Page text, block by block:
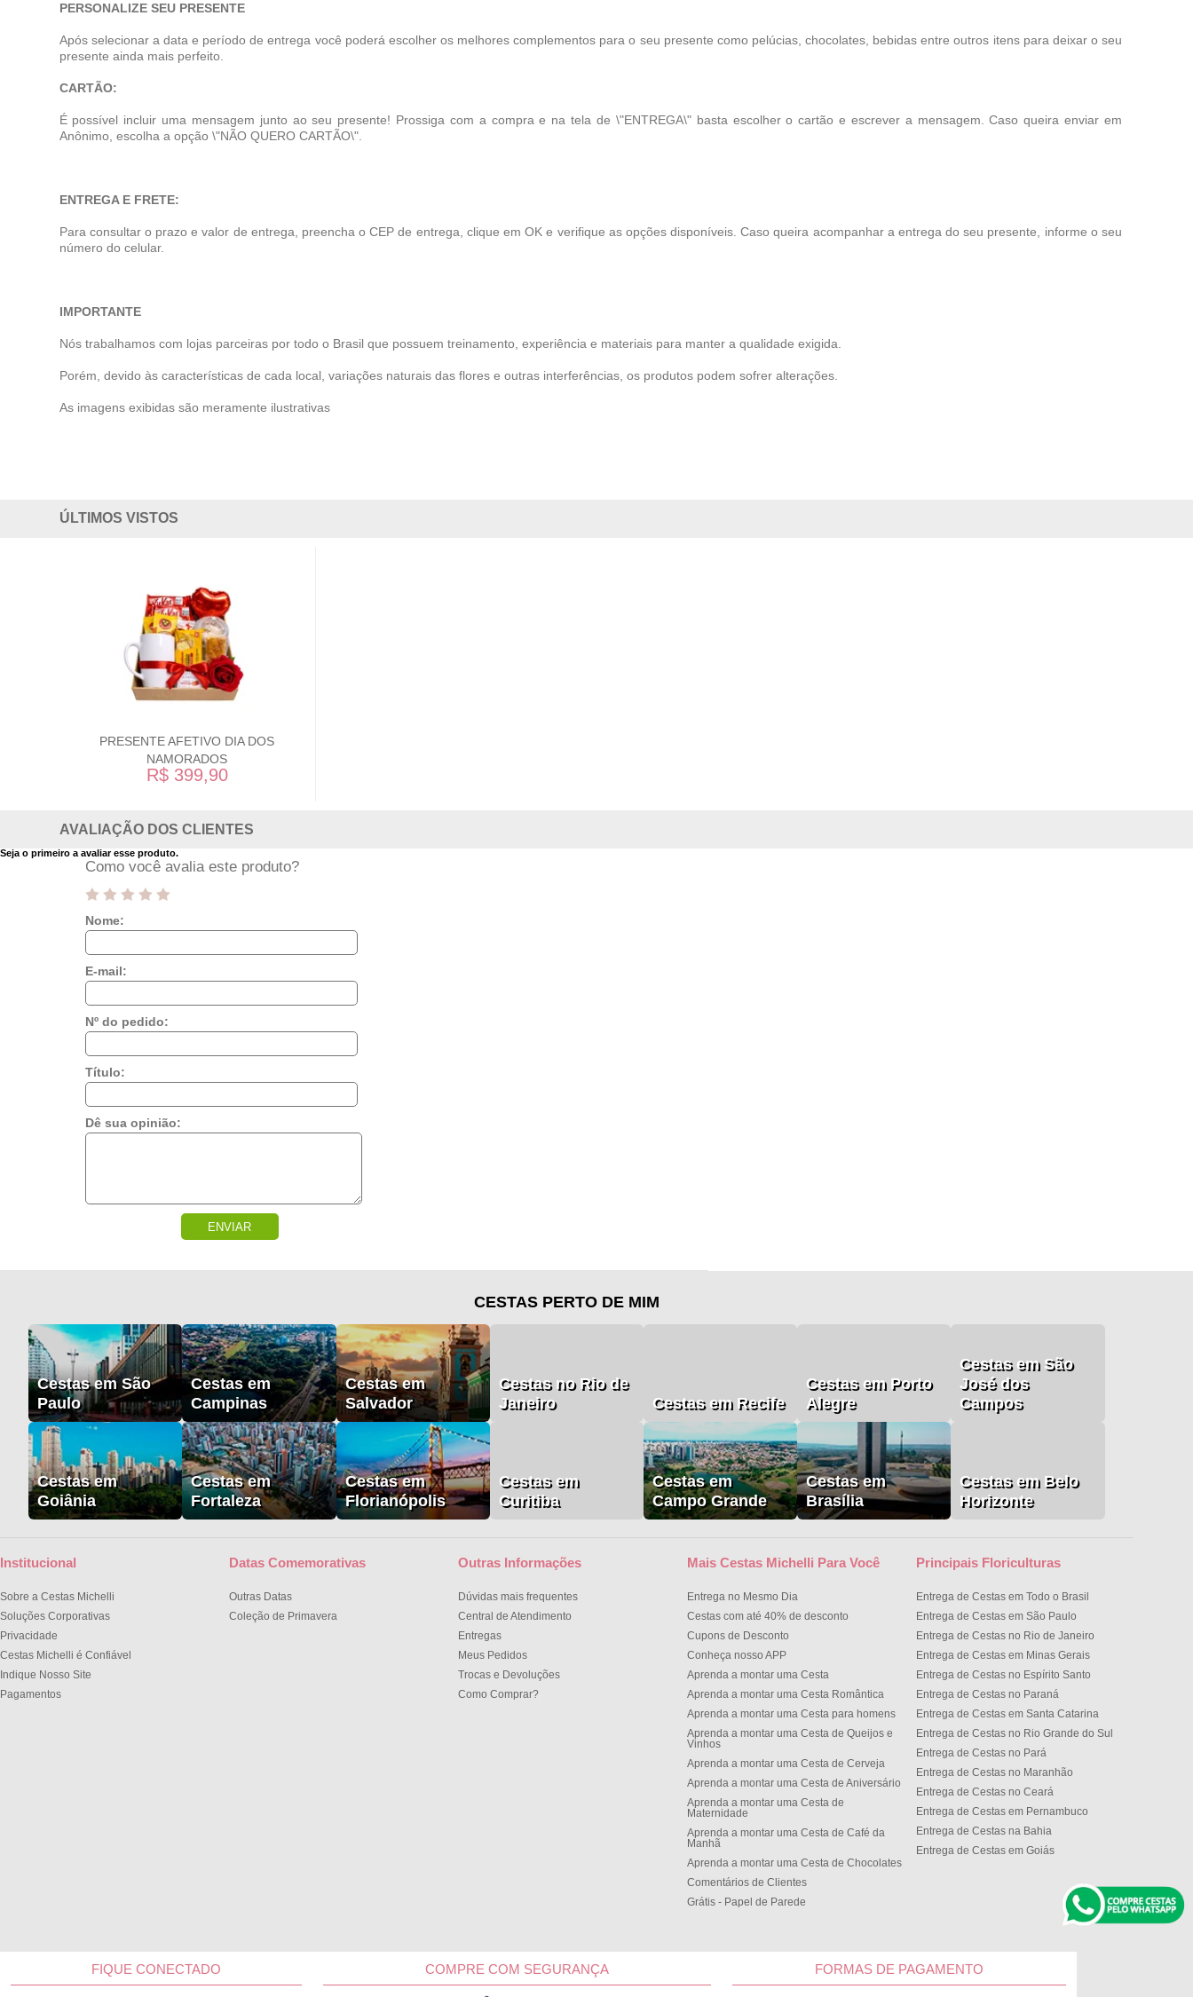
PERSONALIZE SEU PRESENTE
Após selecionar a data e período de entrega você poderá escolher os melhores complementos para o seu presente como pelúcias, chocolates, bebidas entre outros itens para deixar o seu
presente ainda mais perfeito.
CARTÃO:
É possível incluir uma mensagem junto ao seu presente! Prossiga com a compra e na tela de \"ENTREGA\" basta escolher o cartão e escrever a mensagem. Caso queira enviar em
Anônimo, escolha a opção \"NÃO QUERO CARTÃO\".
ENTREGA E FRETE:
Para consultar o prazo e valor de entrega, preencha o CEP de entrega, clique em OK e verifique as opções disponíveis. Caso queira acompanhar a entrega do seu presente, informe o seu
número do celular.
IMPORTANTE
Nós trabalhamos com lojas parceiras por todo o Brasil que possuem treinamento, experiência e materiais para manter a qualidade exigida.
Porém, devido às características de cada local, variações naturais das flores e outras interferências, os produtos podem sofrer alterações.
As imagens exibidas são meramente ilustrativas
ÚLTIMOS VISTOS
PRESENTE AFETIVO DIA DOS
NAMORADOS
R$ 399,90
AVALIAÇÃO DOS CLIENTES
Seja o primeiro a avaliar esse produto.
Como você avalia este produto?
Nome:
E-mail:
Nº do pedido:
Título:
Dê sua opinião:
ENVIAR
CESTAS PERTO DE MIM
Cestas em São
Paulo
Cestas em
Campinas
Cestas em
Salvador
Cestas no Rio de
Janeiro
Cestas em Recife
Cestas em Porto
Alegre
Cestas em São
José dos
Campos
Cestas em
Goiânia
Cestas em
Fortaleza
Cestas em
Florianópolis
Cestas em
Curitiba
Cestas em
Campo Grande
Cestas em
Brasília
Cestas em Belo
Horizonte
Institucional
Sobre a Cestas Michelli
Soluções Corporativas
Privacidade
Cestas Michelli é Confiável
Indique Nosso Site
Pagamentos
Datas Comemorativas
Outras Datas
Coleção de Primavera
Outras Informações
Dúvidas mais frequentes
Central de Atendimento
Entregas
Meus Pedidos
Trocas e Devoluções
Como Comprar?
Mais Cestas Michelli Para Você
Entrega no Mesmo Dia
Cestas com até 40% de desconto
Cupons de Desconto
Conheça nosso APP
Aprenda a montar uma Cesta
Aprenda a montar uma Cesta Romântica
Aprenda a montar uma Cesta para homens
Aprenda a montar uma Cesta de Queijos e
Vinhos
Aprenda a montar uma Cesta de Cerveja
Aprenda a montar uma Cesta de Aniversário
Aprenda a montar uma Cesta de
Maternidade
Aprenda a montar uma Cesta de Café da
Manh
Aprenda a montar uma Cesta de Chocolates
Comentários de Clientes
Grátis - Papel de Parede
Principais Floriculturas
Entrega de Cestas em Todo o Brasil
Entrega de Cestas em São Paulo
Entrega de Cestas no Rio de Janeiro
Entrega de Cestas em Minas Gerais
Entrega de Cestas no Espírito Santo
Entrega de Cestas no Paran
Entrega de Cestas em Santa Catarina
Entrega de Cestas no Rio Grande do Sul
Entrega de Cestas no Par
Entrega de Cestas no Maranhão
Entrega de Cestas no Cear
Entrega de Cestas em Pernambuco
Entrega de Cestas na Bahia
Entrega de Cestas em Goiás
FIQUE CONECTADO COMPRE COM SEGURANÇA FORMAS DE PAGAMENTO